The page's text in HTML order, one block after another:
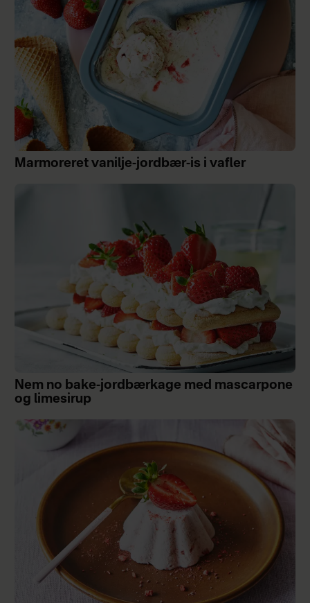
Marmoreret vanilje-jordbær-is i vafler
Nem no bake-jordbærkage med mascarpone
og limesirup